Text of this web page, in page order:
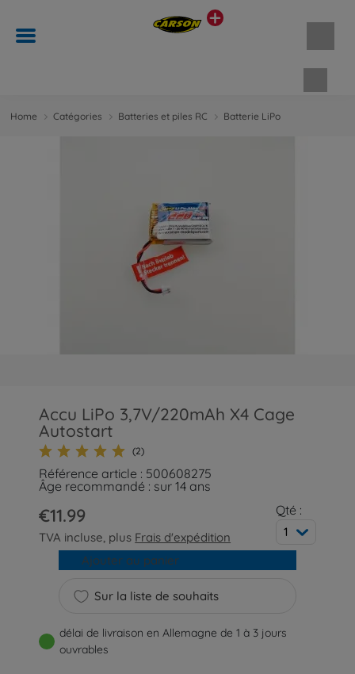
Home Catégories Batteries et piles RC Batterie LiPo
Accu LiPo 3,7V/220mAh X4 Cage
Autostart
(2)
Référence article : 500608275
Âge recommandé : sur 14 ans
€11.99
TVA incluse, plus Frais d'expédition
Qté :
1
Sur la liste de souhaits
Ajouter au panier
délai de livraison en Allemagne de 1 à 3 jours
ouvrables